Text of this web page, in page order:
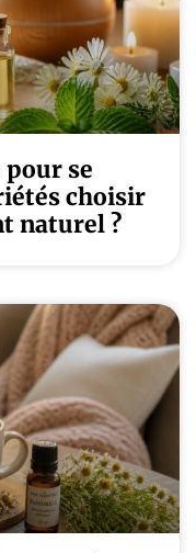
se
choisir
naturel ?